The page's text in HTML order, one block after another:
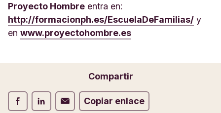
Proyecto Hombre entra en:
http://formacionph.es/EscuelaDeFamilias/ y
en www.proyectohombre.es
Compartir
Compartir Facebook
Compartir LinkedIn
Compartir Correo electrónico
Copiar enlace